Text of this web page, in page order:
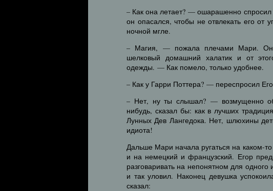
– Как она летает? — ошарашенно
он опасался, чтобы не отвлекать его
ночной мгле.
– Магия, — пожала плечами Мари.
шелковый домашний халатик и от
одежды. — Как помело, только удобнее.
– Как у Гарри Поттера? — переспросил
– Нет, ну ты слышал? — возмущенно
нибудь, сказал бы: как в лучших
Лунных Дев Лангедока. Нет, шлюхины
идиота!
Дальше Мари начала ругаться на каком-
и на немецкий и французский. Егор
разговаривать на непонятном для
и так уловил. Наконец девушка
сказал: